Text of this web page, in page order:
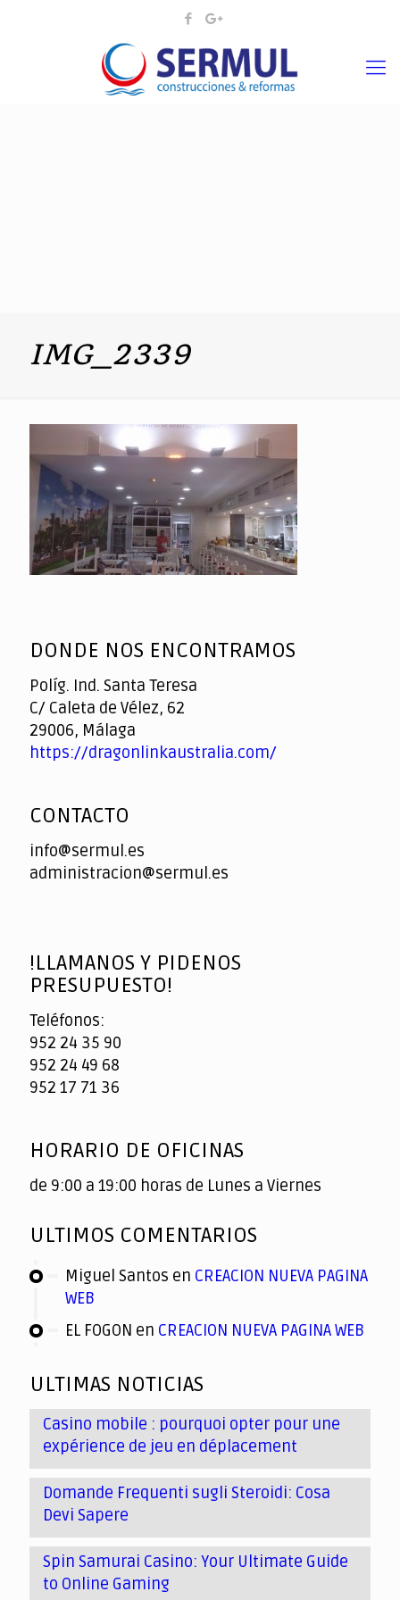
IMG_2339
DONDE NOS ENCONTRAMOS
Políg. Ind. Santa Teresa
C/ Caleta de Vélez, 62
29006, Málaga
https://dragonlinkaustralia.com/
CONTACTO
info@sermul.es
administracion@sermul.es
!LLAMANOS Y PIDENOS
PRESUPUESTO!
Teléfonos:
952 24 35 90
952 24 49 68
952 17 71 36
HORARIO DE OFICINAS
de 9:00 a 19:00 horas de Lunes a Viernes
ULTIMOS COMENTARIOS
Miguel Santos en CREACION NUEVA PAGINA
WEB
EL FOGON en CREACION NUEVA PAGINA WEB
ULTIMAS NOTICIAS
Casino mobile : pourquoi opter pour une
expérience de jeu en déplacement
Domande Frequenti sugli Steroidi: Cosa
Devi Sapere
Spin Samurai Casino: Your Ultimate Guide
to Online Gaming